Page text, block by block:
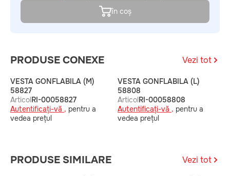
în coș
PRODUSE CONEXE Vezi tot
VESTA GONFLABILA (M)
58827
ArticolRI-00058827
Autentificați-vă , pentru a
vedea prețul
VESTA GONFLABILA (L)
58808
ArticolRI-00058808
Autentificați-vă , pentru a
vedea prețul
PRODUSE SIMILARE Vezi tot